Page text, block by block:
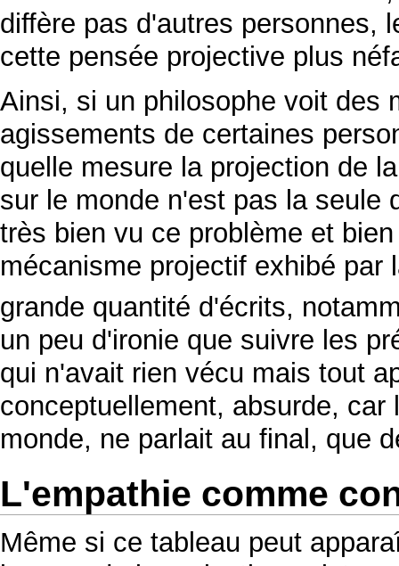
diffère pas d'autres personnes,
cette pensée projective plus
Ainsi, si un philosophe voit des
agissements de certaines
quelle mesure la projection de
sur le monde n'est pas la seule
très bien vu ce problème et
mécanisme projectif exhibé
grande quantité d'écrits,
un peu d'ironie que suivre les
qui n'avait rien vécu mais tout
conceptuellement, absurde,
monde, ne parlait au final, que
L'empathie comme
Même si ce tableau peut